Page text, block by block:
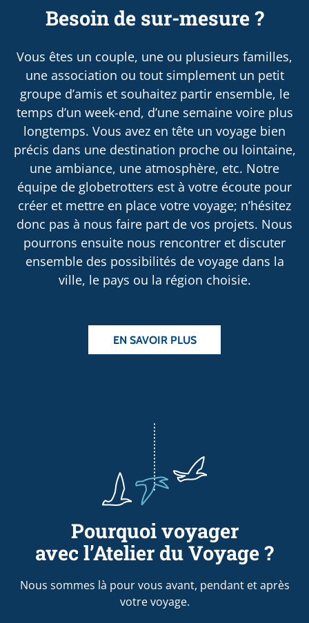
Besoin de sur-mesure ?
Vous êtes un couple, une ou plusieurs familles,
une association ou tout simplement un petit
groupe d’amis et souhaitez partir ensemble, le
temps d’un week-end, d’une semaine voire plus
longtemps. Vous avez en tête un voyage bien
précis dans une destination proche ou lointaine,
une ambiance, une atmosphère, etc. Notre
équipe de globetrotters est à votre écoute pour
créer et mettre en place votre voyage; n’hésitez
donc pas à nous faire part de vos projets. Nous
pourrons ensuite nous rencontrer et discuter
ensemble des possibilités de voyage dans la
ville, le pays ou la région choisie.
EN SAVOIR PLUS
Pourquoi voyager
avec l’Atelier du Voyage ?
Nous sommes là pour vous avant, pendant et après
votre voyage.